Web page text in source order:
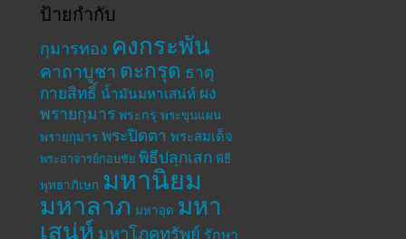
ป้ายกำกับ
กุมารทอง คงกระพัน
คาถาบูชา ตะกรุด ธาตุ
กายสิทธิ์ น้ำมันมหาเสน่ห์ ผง
พรายกุมาร พระกรุ พระขุนแผน
พรายกุมาร พระปิดตา พระสมเด็จ
พระอาจารย์กอบชัย พิธีปลุกเสก พิธี
พุทธาภิเษก มหานิยม
มหาลาภ มหาอุด มหา
เสน่ห์ มหาโภคทรัพย์ รักษา